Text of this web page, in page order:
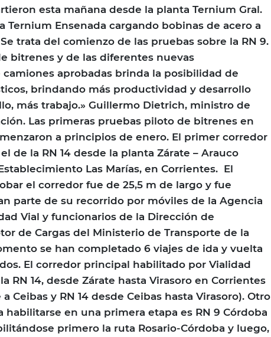
esta mañana desde la planta Ternium Gral.
Ternium Ensenada cargando bobinas de acero a
trata del comienzo de las pruebas sobre la RN 9.
bitrenes y de las diferentes nuevas
aprobadas brinda la posibilidad de
brindando más productividad y desarrollo
más trabajo.» Guillermo Dietrich, ministro de
Las primeras pruebas piloto de bitrenes en
a principios de enero. El primer corredor
de la RN 14 desde la planta Zárate – Arauco
Las Marías, en Corrientes. El
el corredor fue de 25,5 m de largo y fue
parte de su recorrido por móviles de la Agencia
Vial y funcionarios de la Dirección de
de Cargas del Ministerio de Transporte de la
se han completado 6 viajes de ida y vuelta
El corredor principal habilitado por Vialidad
RN 14, desde Zárate hasta Virasoro en Corrientes
a Ceibas y RN 14 desde Ceibas hasta Virasoro). Otro
en una primera etapa es RN 9 Córdoba
primero la ruta Rosario-Córdoba y luego,